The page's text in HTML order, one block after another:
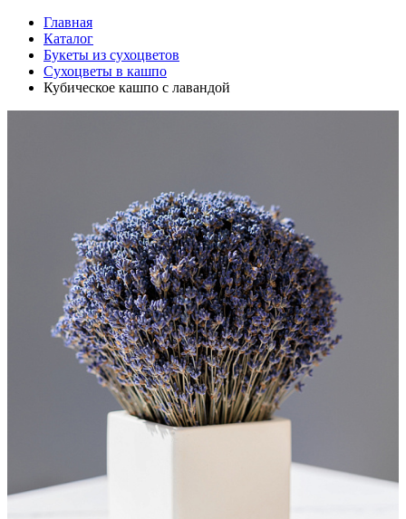
Главная
Каталог
Букеты из сухоцветов
Сухоцветы в кашпо
Кубическое кашпо с лавандой